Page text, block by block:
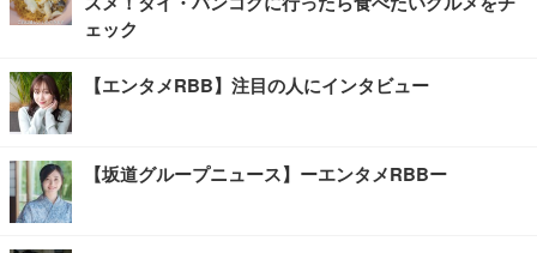
ェック
【エンタメRBB】注目の人にインタビュー
【坂道グループニュース】ーエンタメRBBー